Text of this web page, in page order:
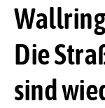
Die
sind